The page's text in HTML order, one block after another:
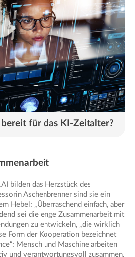
bereit für das KI-Zeitalter?
bilden das Herzstück des
Aschenbrenner sind sie ein
Hebel: „Überraschend einfach, aber
sei die enge Zusammenarbeit mit
zu entwickeln, „die wirklich
Form der Kooperation bezeichnet
Mensch und Maschine arbeiten
und verantwortungsvoll zusammen.